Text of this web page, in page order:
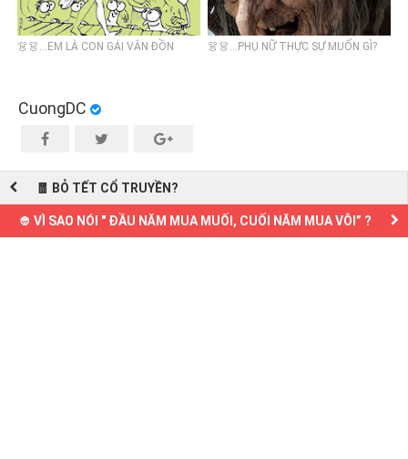
👗👗...EM LÀ CON GÁI VÂN ĐỒN 👗👗...PHỤ NỮ THỰC SỰ MUỐN GÌ?
CuongDC
🧧 BỎ TẾT CỔ TRUYỀN?
👲 VÌ SAO NÓI " ĐẦU NĂM MUA MUỐI, CUỐI NĂM MUA VÔI” ?